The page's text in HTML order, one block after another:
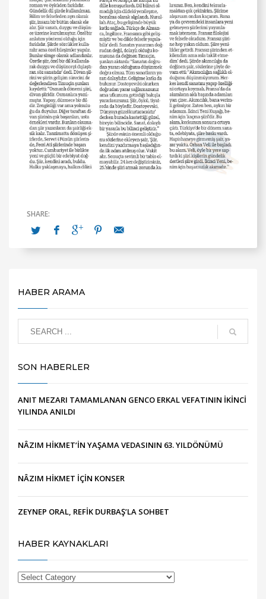
HABER ARAMA
SON HABERLER
ANIT MEZARI TAMAMLANAN GENCO ERKAL VEFATININ İKİNCİ
YILINDA ANILDI
NÂZIM HİKMET’İN YAŞAMA VEDASININ 63. YILDÖNÜMÜ
NÂZIM HİKMET İÇİN KONSER
ZEYNEP ORAL, REFİK DURBAŞ’LA SOHBET
HABER KAYNAKLARI